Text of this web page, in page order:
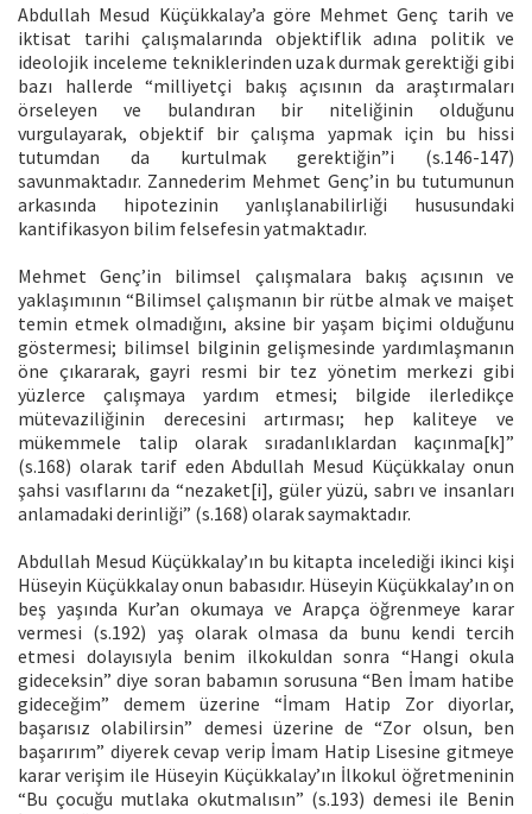
Abdullah Mesud Küçükkalay’a göre Mehmet Genç tarih ve
iktisat tarihi çalışmalarında objektiflik adına politik ve
ideolojik inceleme tekniklerinden uzak durmak gerektiği gibi
bazı hallerde “milliyetçi bakış açısının da araştırmaları
örseleyen ve bulandıran bir niteliğinin olduğunu
vurgulayarak, objektif bir çalışma yapmak için bu hissi
tutumdan da kurtulmak gerektiğin”i (s.146-147)
savunmaktadır. Zannederim Mehmet Genç’in bu tutumunun
arkasında hipotezinin yanlışlanabilirliği hususundaki
kantifikasyon bilim felsefesin yatmaktadır.
Mehmet Genç’in bilimsel çalışmalara bakış açısının ve
yaklaşımının “Bilimsel çalışmanın bir rütbe almak ve maişet
temin etmek olmadığını, aksine bir yaşam biçimi olduğunu
göstermesi; bilimsel bilginin gelişmesinde yardımlaşmanın
öne çıkararak, gayri resmi bir tez yönetim merkezi gibi
yüzlerce çalışmaya yardım etmesi; bilgide ilerledikçe
mütevaziliğinin derecesini artırması; hep kaliteye ve
mükemmele talip olarak sıradanlıklardan kaçınma[k]”
(s.168) olarak tarif eden Abdullah Mesud Küçükkalay onun
şahsi vasıflarını da “nezaket[i], güler yüzü, sabrı ve insanları
anlamadaki derinliği” (s.168) olarak saymaktadır.
Abdullah Mesud Küçükkalay’ın bu kitapta incelediği ikinci kişi
Hüseyin Küçükkalay onun babasıdır. Hüseyin Küçükkalay’ın on
beş yaşında Kur’an okumaya ve Arapça öğrenmeye karar
vermesi (s.192) yaş olarak olmasa da bunu kendi tercih
etmesi dolayısıyla benim ilkokuldan sonra “Hangi okula
gideceksin” diye soran babamın sorusuna “Ben İmam hatibe
gideceğim” demem üzerine “İmam Hatip Zor diyorlar,
başarısız olabilirsin” demesi üzerine de “Zor olsun, ben
başarırım” diyerek cevap verip İmam Hatip Lisesine gitmeye
karar verişim ile Hüseyin Küçükkalay’ın İlkokul öğretmeninin
“Bu çocuğu mutlaka okutmalısın” (s.193) demesi ile Benin